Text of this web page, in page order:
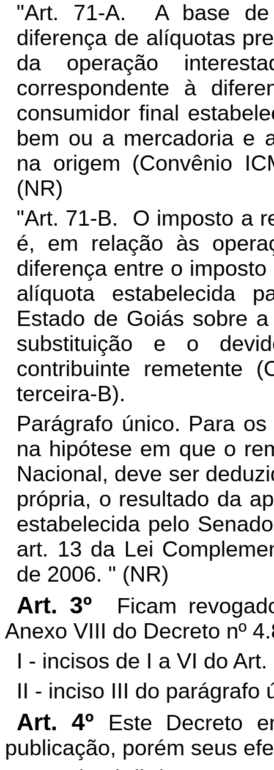
"Art. 71-A. A base de
diferença de alíquotas
da operação
correspondente à
consumidor final
bem ou a mercadoria e
na origem (Convênio
(NR)
"Art. 71-B. O imposto a
é, em relação às
diferença entre o
alíquota estabelecida
Estado de Goiás sobre
substituição e o
contribuinte remetente
terceira-B).
Parágrafo único. Para
na hipótese em que o
Nacional, deve ser
própria, o resultado da
estabelecida pelo
art. 13 da Lei
de 2006. " (NR)
Art. 3º
Ficam
Anexo VIII do Decreto nº
I - incisos de I a VI do Art.
II - inciso III do parágrafo
Art. 4º
Este Decreto
publicação, porém seus